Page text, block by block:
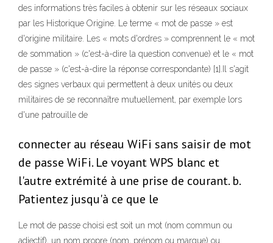
des informations très faciles à obtenir sur les réseaux sociaux
par les Historique Origine. Le terme « mot de passe » est
d'origine militaire. Les « mots d'ordres » comprennent le « mot
de sommation » (c'est-à-dire la question convenue) et le « mot
de passe » (c'est-à-dire la réponse correspondante) [1].Il s'agit
des signes verbaux qui permettent à deux unités ou deux
militaires de se reconnaître mutuellement, par exemple lors
d'une patrouille de
connecter au réseau WiFi sans saisir de mot
de passe WiFi. Le voyant WPS blanc et
l'autre extrémité à une prise de courant. b.
Patientez jusqu'à ce que le
Le mot de passe choisi est soit un mot (nom commun ou
adjectif), un nom propre (nom, prénom ou marque) ou